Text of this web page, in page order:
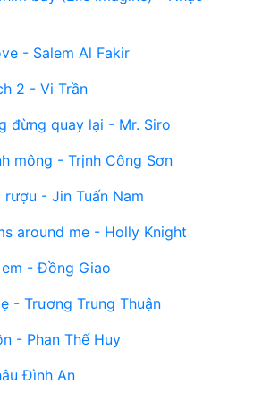
- Salem Al Fakir
2 - Vi Trần
đừng quay lại - Mr. Siro
mông - Trịnh Công Sơn
rượu - Jin Tuấn Nam
around me - Holly Knight
- Đồng Giao
- Trương Trung Thuận
- Phan Thế Huy
Đình An